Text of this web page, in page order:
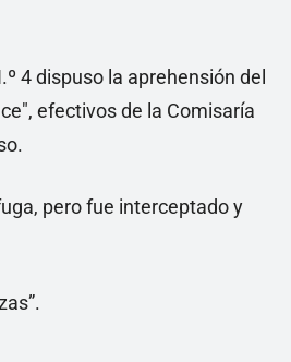
4 dispuso la aprehensión del
efectivos de la Comisaría
pero fue interceptado y